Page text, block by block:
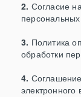
2. Согласие
3. Политика
обработки
4.
электронного